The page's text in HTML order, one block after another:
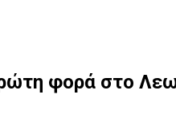
φορά στο